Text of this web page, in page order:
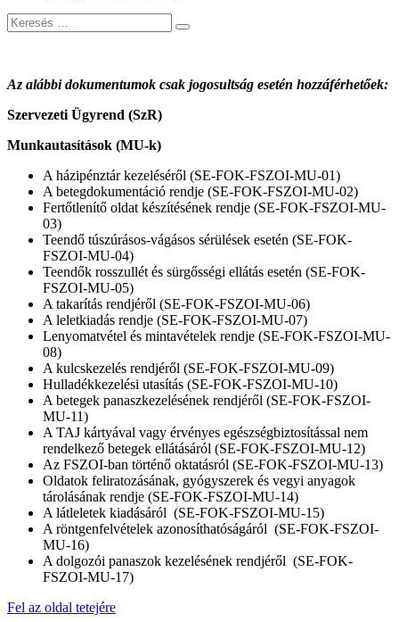
Keresés
Az alábbi dokumentumok csak jogosultság esetén hozzáférhetőek:
Szervezeti Ügyrend (SzR)
Munkautasítások (MU-k)
A házipénztár kezeléséről (SE-FOK-FSZOI-MU-01)
A betegdokumentáció rendje (SE-FOK-FSZOI-MU-02)
Fertőtlenítő oldat készítésének rendje (SE-FOK-FSZOI-MU-
03)
Teendő túszúrásos-vágásos sérülések esetén (SE-FOK-
FSZOI-MU-04)
Teendők rosszullét és sürgősségi ellátás esetén (SE-FOK-
FSZOI-MU-05)
A takarítás rendjéről (SE-FOK-FSZOI-MU-06)
A leletkiadás rendje (SE-FOK-FSZOI-MU-07)
Lenyomatvétel és mintavételek rendje (SE-FOK-FSZOI-MU-
08)
A kulcskezelés rendjéről (SE-FOK-FSZOI-MU-09)
Hulladékkezelési utasítás (SE-FOK-FSZOI-MU-10)
A betegek panaszkezelésének rendjéről (SE-FOK-FSZOI-
MU-11)
A TAJ kártyával vagy érvényes egészségbiztosítással nem
rendelkező betegek ellátásáról (SE-FOK-FSZOI-MU-12)
Az FSZOI-ban történő oktatásról (SE-FOK-FSZOI-MU-13)
Oldatok feliratozásának, gyógyszerek és vegyi anyagok
tárolásának rendje (SE-FOK-FSZOI-MU-14)
A látleletek kiadásáról (SE-FOK-FSZOI-MU-15)
A röntgenfelvételek azonosíthatóságáról (SE-FOK-FSZOI-
MU-16)
A dolgozói panaszok kezelésének rendjéről (SE-FOK-
FSZOI-MU-17)
Fel az oldal tetejére